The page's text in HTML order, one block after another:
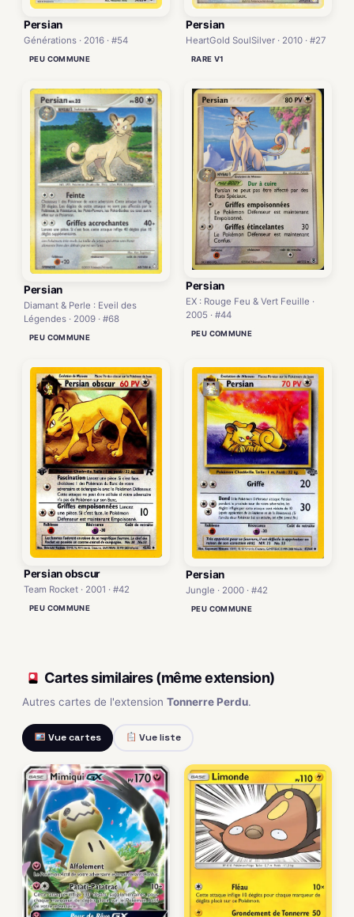
Persian
Générations · 2016 · #54
PEU COMMUNE
Persian
HeartGold SoulSilver · 2010 · #27
RARE V1
Persian
Diamant & Perle : Eveil des
Légendes · 2009 · #68
PEU COMMUNE
Persian
EX : Rouge Feu & Vert Feuille ·
2005 · #44
PEU COMMUNE
Persian obscur
Team Rocket · 2001 · #42
PEU COMMUNE
Persian
Jungle · 2000 · #42
PEU COMMUNE
Cartes similaires (même extension)
Autres cartes de l'extension Tonnerre Perdu.
Vue cartes Vue liste